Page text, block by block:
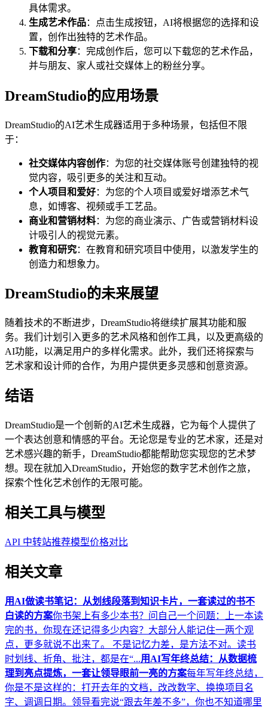
具体需求。
生成艺术作品：点击生成按钮，AI将根据您的选择和设
置，创作出独特的艺术作品。
下载和分享：完成创作后，您可以下载您的艺术作品，
并与朋友、家人或社交媒体上的粉丝分享。
DreamStudio的应用场景
DreamStudio的AI艺术生成器适用于多种场景，包括但不限
于：
社交媒体内容创作：为您的社交媒体账号创建独特的视
觉内容，吸引更多的关注和互动。
个人项目和爱好：为您的个人项目或爱好增添艺术气
息，如博客、视频或手工艺品。
商业和营销材料：为您的商业演示、广告或营销材料设
计吸引人的视觉元素。
教育和研究：在教育和研究项目中使用，以激发学生的
创造力和想象力。
DreamStudio的未来展望
随着技术的不断进步，DreamStudio将继续扩展其功能和服
务。我们计划引入更多的艺术风格和创作工具，以及更高级的
AI功能，以满足用户的多样化需求。此外，我们还将探索与
艺术家和设计师的合作，为用户提供更多灵感和创意资源。
结语
DreamStudio是一个创新的AI艺术生成器，它为每个人提供了
一个表达创意和情感的平台。无论您是专业的艺术家，还是对
艺术感兴趣的新手，DreamStudio都能帮助您实现您的艺术梦
想。现在就加入DreamStudio，开始您的数字艺术创作之旅，
探索个性化艺术创作的无限可能。
相关工具与模型
API 中转站推荐模型价格对比
相关文章
用AI做读书笔记：从划线段落到知识卡片，一套读过的书不
白读的方案你书架上有多少本书？问自己一个问题：上一本读
完的书，你现在还记得多少内容？大部分人能记住一两个观
点，更多就说不出来了。 不是记忆力差，是方法不对。读书
时划线、折角、批注，都是在“...用AI写年终总结：从数据梳
理到亮点提炼，一套让领导眼前一亮的方案每年写年终总结，
你是不是这样的：打开去年的文档，改改数字、换换项目名
字、调调日期。领导看完说“跟去年差不多”，你也不知道哪里